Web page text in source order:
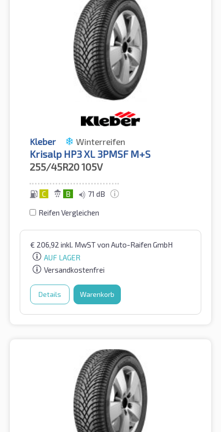
Kleber Winterreifen
Krisalp HP3 XL 3PMSF M+S
255/45R20105V
C B 71 dB
Reifen Vergleichen
€ 206,92 inkl. MwSTvon Auto-Raifen GmbH
AUF LAGER
Versandkostenfrei
Details Warenkorb